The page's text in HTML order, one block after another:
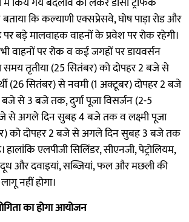
कि कल्याणी एक्सप्रेसवे, घोष पाड़ा रोड और
पर बड़े मालवाहक वाहनों के प्रवेश पर रोक रहेगी।
वाहनों पर रोक व कई जगहों पर डायवर्सन
समय तृतीया (25 सितंबर) को दोपहर 2 बजे से
(26 सितंबर) से नवमी (1 अक्टूबर) दोपहर 2 बजे
से 3 बजे तक, दुर्गा पूजा विसर्जन (2-5
से अगले दिन सुबह 4 बजे तक व लक्ष्मी पूजा
को दोपहर 2 बजे से अगले दिन सुबह 3 बजे तक
हालांकि एलपीजी सिलिंडर, सीएनजी, पेट्रोलियम,
और दवाइयां, सब्जियां, फल और मछली की
नहीं होगा।
का होगा आयोजन